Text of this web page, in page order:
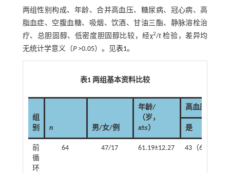
两组性别构成、年龄、合并高血压、糖尿病、冠心病、高
脂血症、空腹血糖、吸烟、饮酒、甘油三酯、静脉溶栓治
疗、总胆固醇、低密度胆固醇比较，经χ2/t检验，差异均
无统计学意义（P>0.05）。见表1。
表1 两组基本资料比较
组
别
n 男/女/例
年龄/
（岁，
x±s）
高血压 例（%
是
前
循
环
64 47/17 61.19±12.27 43（67.19）